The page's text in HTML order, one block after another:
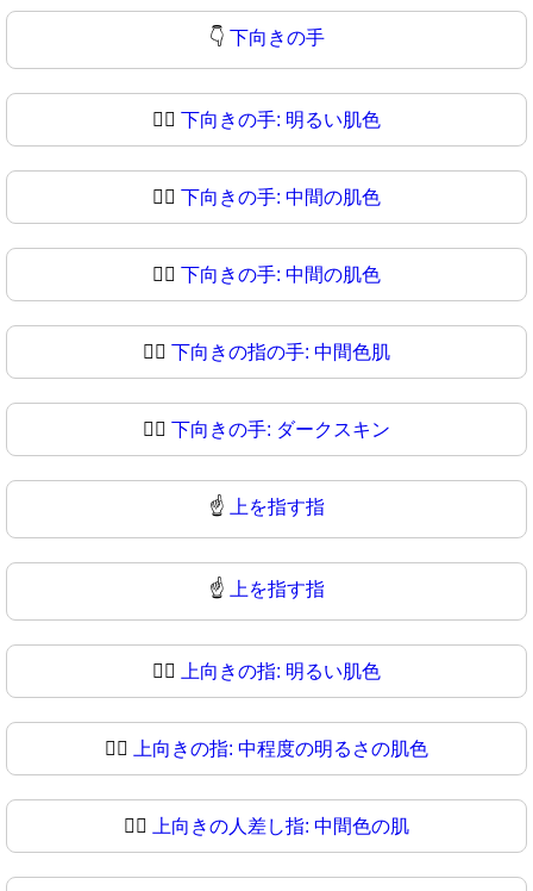
👇 下向きの手
👇🏻 下向きの手: 明るい肌色
👇🏼 下向きの手: 中間の肌色
👇🏽 下向きの手: 中間の肌色
👇🏾 下向きの指の手: 中間色肌
👇🏿 下向きの手: ダークスキン
☝️ 上を指す指
☝ 上を指す指
☝🏻 上向きの指: 明るい肌色
☝🏼 上向きの指: 中程度の明るさの肌色
☝🏽 上向きの人差し指: 中間色の肌